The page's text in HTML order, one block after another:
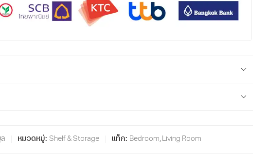
หมวดหมู่: Shelf & Storage แท็ก: Bedroom, Living Room